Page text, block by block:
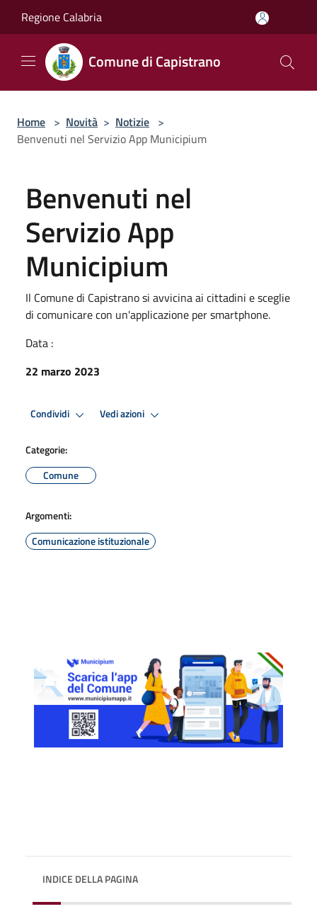
Regione Calabria
Comune di Capistrano
Home > Novità > Notizie >
Benvenuti nel Servizio App Municipium
Benvenuti nel
Servizio App
Municipium
Il Comune di Capistrano si avvicina ai cittadini e sceglie
di comunicare con un'applicazione per smartphone.
Data :
22 marzo 2023
Condividi Vedi azioni
Categorie:
Comune
Argomenti:
Comunicazione istituzionale
INDICE DELLA PAGINA